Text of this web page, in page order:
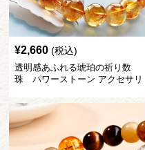
¥2,660 (税込)
透明感あふれる琥珀の祈り数
珠 パワーストーン アクセサリ